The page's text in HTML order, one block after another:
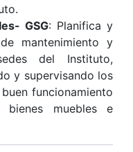
GSG: Planifica y
mantenimiento y
del Instituto,
y supervisando los
funcionamiento
muebles e